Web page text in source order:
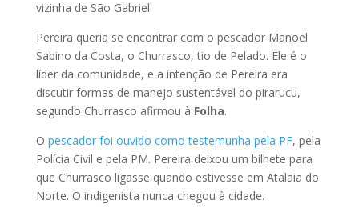
vizinha de São Gabriel.
Pereira queria se encontrar com o pescador Manoel
Sabino da Costa, o Churrasco, tio de Pelado. Ele é o
líder da comunidade, e a intenção de Pereira era
discutir formas de manejo sustentável do pirarucu,
segundo Churrasco afirmou à Folha.
O pescador foi ouvido como testemunha pela PF, pela
Polícia Civil e pela PM. Pereira deixou um bilhete para
que Churrasco ligasse quando estivesse em Atalaia do
Norte. O indigenista nunca chegou à cidade.